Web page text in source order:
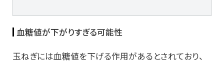
血糖値が下がりすぎる可能性
玉ねぎには血糖値を下げる作用があるとされており、